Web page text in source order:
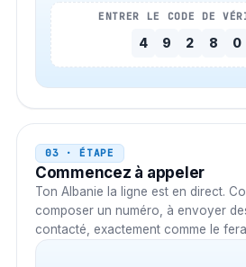
ENTRER LE CODE DE
4 9 2 8 0
03 · ÉTAPE
Commencez à appeler
Ton Albanie la ligne est en direct.
composer un numéro, à envoyer
contacté, exactement comme le